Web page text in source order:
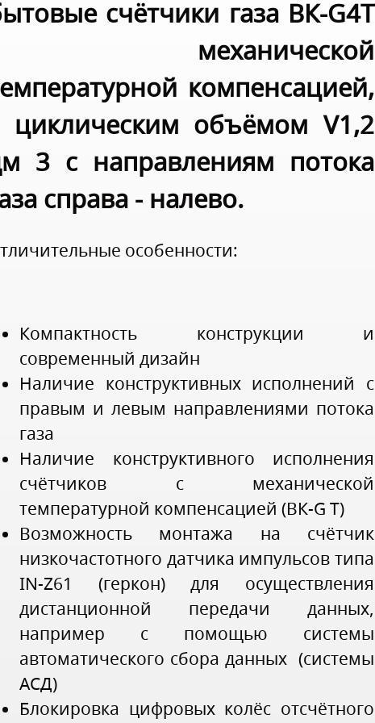
счётчики газа ВК-G4Т
механической
компенсацией,
циклическим объёмом V1,2
3 с направлениям потока
справа - налево.
особенности:
Компактность конструкции и
современный дизайн
Наличие конструктивных исполнений с
правым и левым направлениями потока
газа
Наличие конструктивного исполнения
счётчиков с механической
температурной компенсацией (ВК-G Т)
Возможность монтажа на счётчик
низкочастотного датчика импульсов типа
IN-Z61 (геркон) для осуществления
дистанционной передачи данных,
например с помощью системы
автоматического сбора данных (системы
АСД)
Блокировка цифровых колёс отсчётного